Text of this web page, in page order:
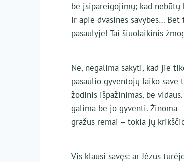
be įsipareigojimų; kad nebūtų
ir apie dvasines savybes…
pasaulyje! Tai šiuolaikinis
Ne, negalima sakyti, kad jie
pasaulio gyventojų laiko
žodinis išpažinimas, be
galima be jo gyventi. Žinoma
gražūs rėmai – tokia jų
Vis klausi savęs: ar Jėzus